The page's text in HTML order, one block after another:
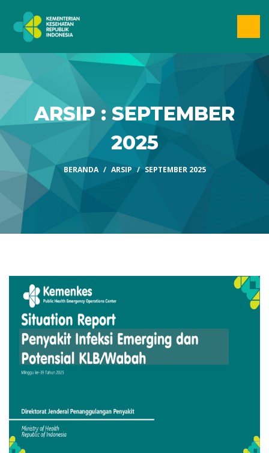
ARSIP : SEPTEMBER
2025
BERANDA ARSIP SEPTEMBER 2025